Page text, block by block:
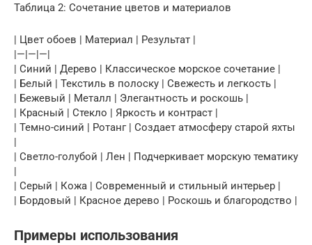
Таблица 2: Сочетание цветов и материалов
| Цвет обоев | Материал | Результат |
|—|—|—|
| Синий | Дерево | Классическое морское сочетание |
| Белый | Текстиль в полоску | Свежесть и легкость |
| Бежевый | Металл | Элегантность и роскошь |
| Красный | Стекло | Яркость и контраст |
| Темно-синий | Ротанг | Создает атмосферу старой яхты
|
| Светло-голубой | Лен | Подчеркивает морскую тематику
|
| Серый | Кожа | Современный и стильный интерьер |
| Бордовый | Красное дерево | Роскошь и благородство |
Примеры использования